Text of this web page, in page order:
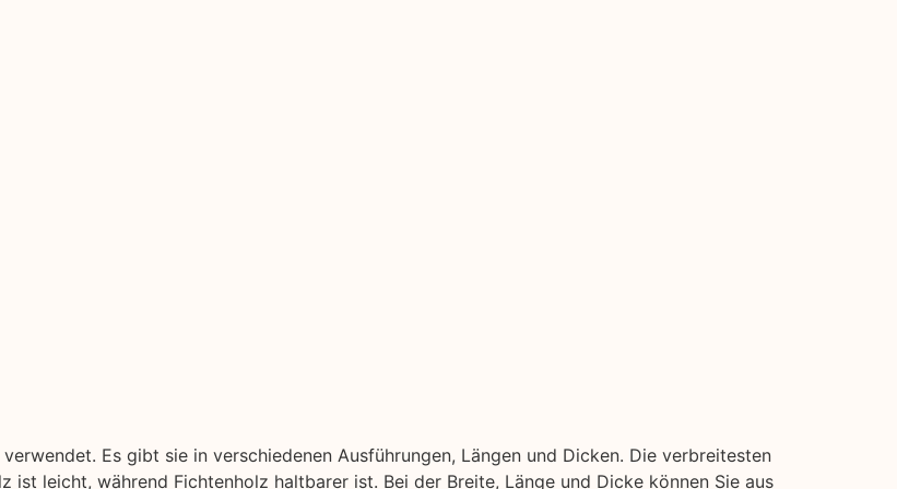
Es gibt sie in verschiedenen Ausführungen, Längen und Dicken. Die verbreitesten
leicht, während Fichtenholz haltbarer ist. Bei der Breite, Länge und Dicke können Sie aus